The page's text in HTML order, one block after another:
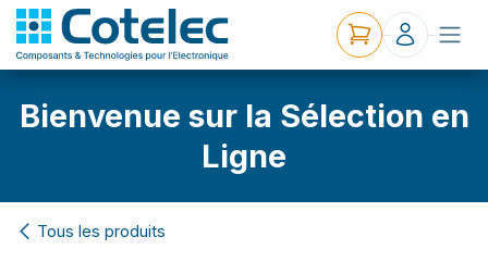
Bienvenue sur la Sélection en
Ligne
Tous les produits